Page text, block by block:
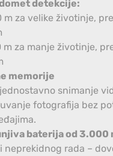
detekcije:
m za velike životinje,
m za manje životinje,
memorije
snimanje
fotografija bez
baterija od 3.000
neprekidnog rada –